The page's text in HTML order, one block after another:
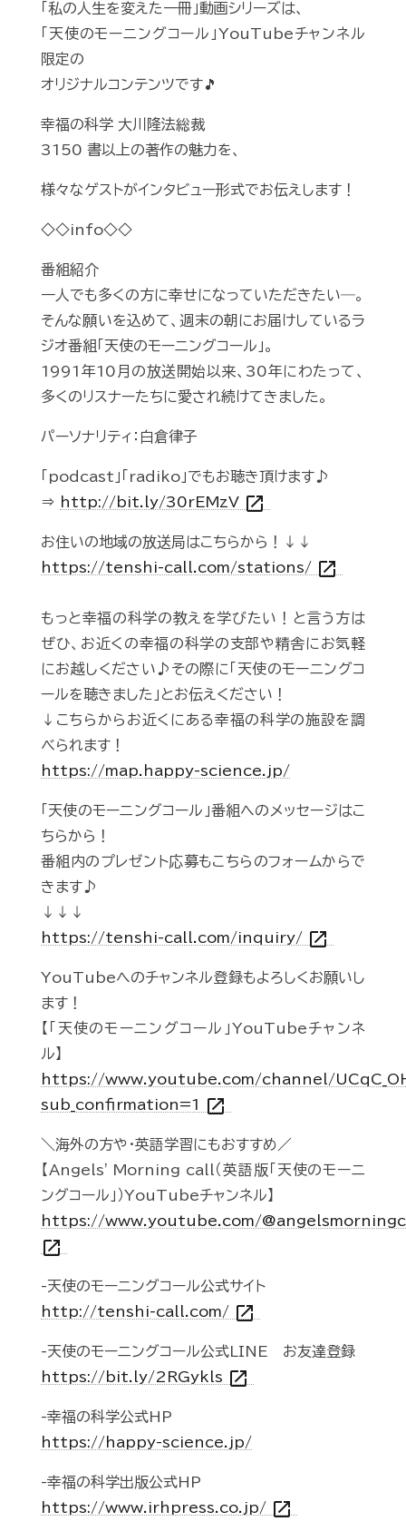
「私の人生を変えた一冊」動画シリーズは、
「天使のモーニングコール」YouTubeチャンネル
限定の
オリジナルコンテンツです🎵
幸福の科学 大川隆法総裁
3150 書以上の著作の魅力を、
様々なゲストがインタビュー形式でお伝えします！
◇◇info◇◇
番組紹介
一人でも多くの方に幸せになっていただきたい―。
そんな願いを込めて、週末の朝にお届けしているラ
ジオ番組「天使のモーニングコール」。
1991年10月の放送開始以来、30年にわたって、
多くのリスナーたちに愛され続けてきました。
パーソナリティ：白倉律子
「podcast」「radiko」でもお聴き頂けます♪
⇒
http://bit.ly/30rEMzV open_in_new
お住いの地域の放送局はこちらから！↓↓
https://tenshi-call.com/stations/ open_in_new
もっと幸福の科学の教えを学びたい！と言う方は
ぜひ、お近くの幸福の科学の支部や精舎にお気軽
にお越しください♪その際に「天使のモーニングコ
ールを聴きました」とお伝えください！
↓こちらからお近くにある幸福の科学の施設を調
べられます！
https://map.happy-science.jp/
「天使のモーニングコール」番組へのメッセージはこ
ちらから！
番組内のプレゼント応募もこちらのフォームからで
きます♪
↓↓↓
https://tenshi-call.com/inquiry/ open_in_new
YouTubeへのチャンネル登録もよろしくお願いし
ます！
【「天使のモーニングコール」YouTubeチャンネ
ル】
https://www.youtube.com/channel/
sub_confirmation=1 open_in_new
＼海外の方や・英語学習にもおすすめ／
【Angels' Morning call（英語版「天使のモーニ
ングコール」）YouTubeチャンネル】
https://www.youtube.com/
open_in_new
-天使のモーニングコール公式サイト
http://tenshi-call.com/ open_in_new
-天使のモーニングコール公式LINE お友達登録
https://bit.ly/2RGykls open_in_new
-幸福の科学公式HP
https://happy-science.jp/
-幸福の科学出版公式HP
https://www.irhpress.co.jp/ open_in_new